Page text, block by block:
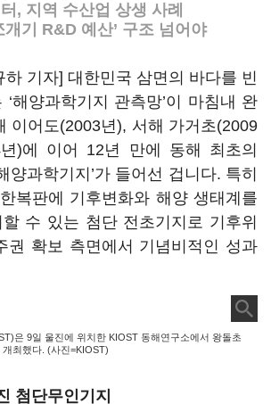
, 지역 수산업 상생 사례
개기 R&D 예산’ 구조 넘어야
하 기자] 대한민국 삼면의 바다를 빈
해양과학기지 관측망’이 마침내 완
이어도(2003년), 서해 가거초(2009
년)에 이어 12년 만에 동해 최초의
양과학기지’가 들어선 겁니다. 특히
한복판에 기후변화와 해양 생태계를
수 있는 첨단 전초기지로 기후위
권 확보 측면에서 기념비적인 성과
은 9일 울진에 위치한 KIOST 동해연구소에서 왕돌초
최했다. (사진=KIOST)
첨단무인기지